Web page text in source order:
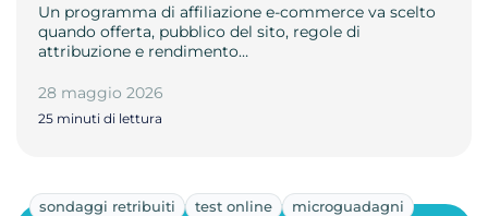
Un programma di affiliazione e-commerce va scelto
quando offerta, pubblico del sito, regole di
attribuzione e rendimento…
28 maggio 2026
25 minuti di lettura
sondaggi retribuiti test online
microguadagni